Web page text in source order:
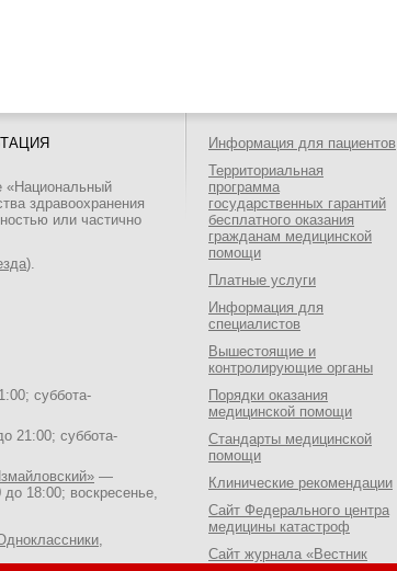
«Национальный
здравоохранения
или частично
).
суббота-
21:00; суббота-
—
18:00; воскресенье,
Информация для пациентов
Территориальная
программа
государственных гарантий
бесплатного оказания
гражданам медицинской
помощи
Платные услуги
Информация для
специалистов
Вышестоящие и
контролирующие органы
Порядки оказания
медицинской помощи
Стандарты медицинской
помощи
Клинические рекомендации
Сайт Федерального центра
медицины катастроф
Сайт журнала «Вестник